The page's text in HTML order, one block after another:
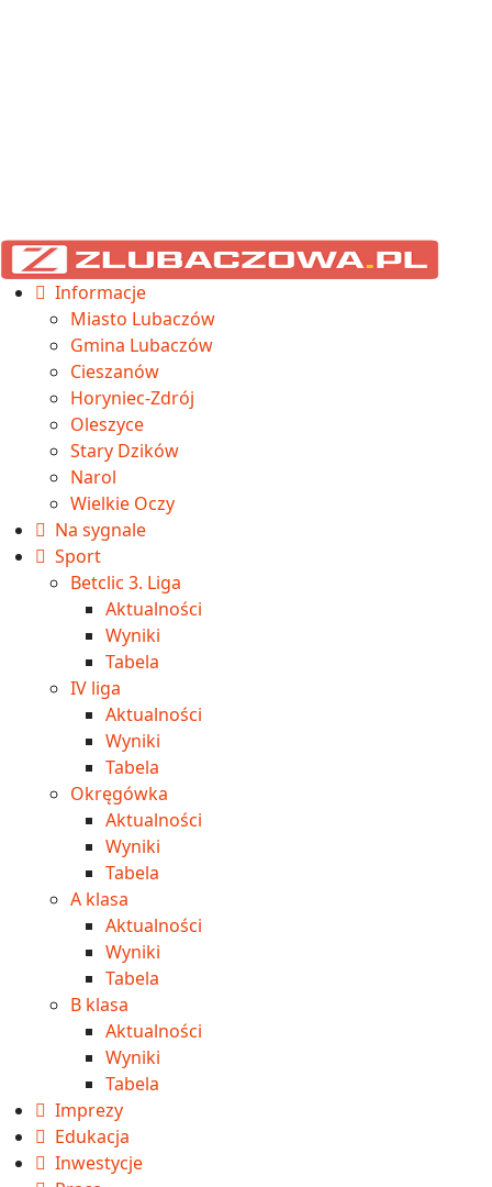
Informacje
Miasto Lubaczów
Gmina Lubaczów
Cieszanów
Horyniec-Zdrój
Oleszyce
Stary Dzików
Narol
Wielkie Oczy
Na sygnale
Sport
Betclic 3. Liga
Aktualności
Wyniki
Tabela
IV liga
Aktualności
Wyniki
Tabela
Okręgówka
Aktualności
Wyniki
Tabela
A klasa
Aktualności
Wyniki
Tabela
B klasa
Aktualności
Wyniki
Tabela
Imprezy
Edukacja
Inwestycje